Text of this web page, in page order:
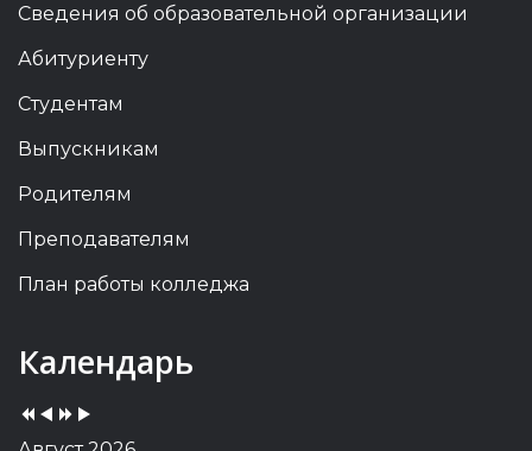
Сведения об образовательной организации
Абитуриенту
Студентам
Выпускникам
Родителям
Преподавателям
План работы колледжа
Календарь
Previous
Year
Previous
Month
YearMonth